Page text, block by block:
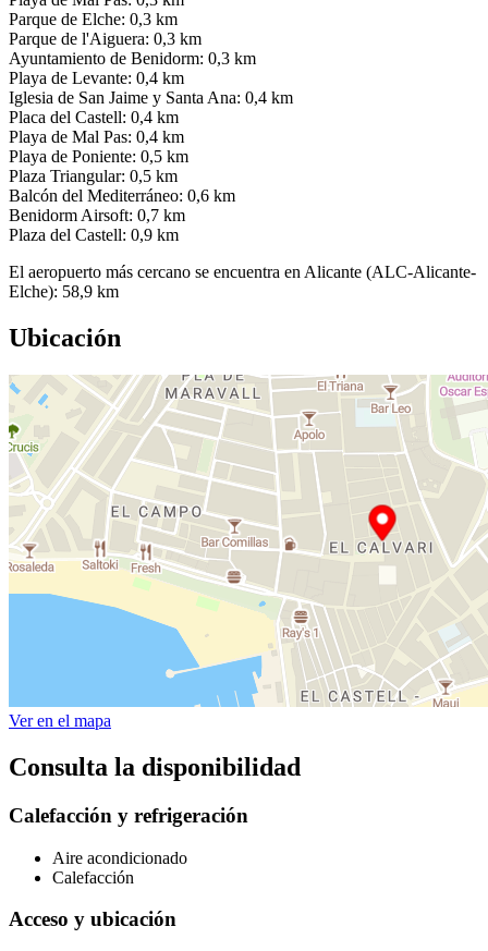
Parque de Elche: 0,3 km
Parque de l'Aiguera: 0,3 km
Ayuntamiento de Benidorm: 0,3 km
Playa de Levante: 0,4 km
Iglesia de San Jaime y Santa Ana: 0,4 km
Placa del Castell: 0,4 km
Playa de Mal Pas: 0,4 km
Playa de Poniente: 0,5 km
Plaza Triangular: 0,5 km
Balcón del Mediterráneo: 0,6 km
Benidorm Airsoft: 0,7 km
Plaza del Castell: 0,9 km
El aeropuerto más cercano se encuentra en Alicante (ALC-Alicante-
Elche): 58,9 km
Ubicación
Ver en el mapa
Consulta la disponibilidad
Calefacción y refrigeración
Aire acondicionado
Calefacción
Acceso y ubicación